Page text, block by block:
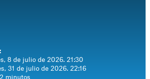
8 de julio de 2026. 21:30
31 de julio de 2026. 22:16
minutos